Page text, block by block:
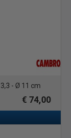
- Ø 11 cm
€ 74,00